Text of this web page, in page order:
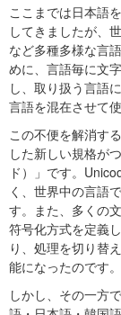
ここまでは日本語
してきましたが、
など多種多様な言
めに、言語毎に文
し、取り扱う言語
言語を混在させて
この不便を解消す
した新しい規格が
ド）」です。
く、世界中の言語
す。また、多くの
符号化方式を定義
り、処理を切り替
能になったのです。
しかし、その一方